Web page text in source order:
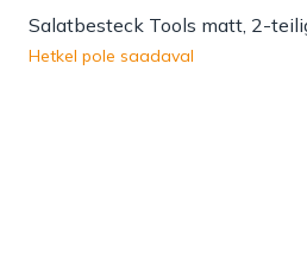
Salatbesteck Tools matt, 2-
Hetkel pole saadaval